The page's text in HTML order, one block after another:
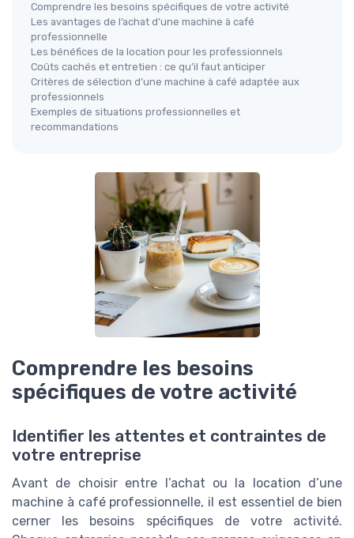
Comprendre les besoins spécifiques de votre activité
Les avantages de l’achat d’une machine à café
professionnelle
Les bénéfices de la location pour les professionnels
Coûts cachés et entretien : ce qu’il faut anticiper
Critères de sélection d’une machine à café adaptée aux
professionnels
Exemples de situations professionnelles et
recommandations
Comprendre les besoins
spécifiques de votre activité
Identifier les attentes et contraintes de
votre entreprise
Avant de choisir entre l’achat ou la location d’une
machine à café professionnelle, il est essentiel de bien
cerner les besoins spécifiques de votre activité.